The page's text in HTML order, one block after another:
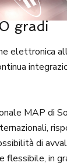
gradi
elettronica
MAP di
di
flessibile, in